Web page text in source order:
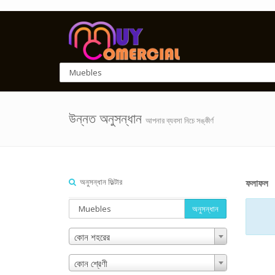
উন্নত অনুসন্ধান আপনার ব্যবসা নিচে সঙ্কীর্ণ
অনুসন্ধান ফিল্টার
অনুসন্ধান
কোন শহরের
কোন শ্রেণী
ফলাফল